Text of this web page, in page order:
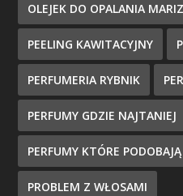
OLEJEK DO OPALANIA
PEELING KAWITACYJNY
PERFUMERIA RYBNIK
PERFUMY GDZIE NAJTANIEJ
PERFUMY KTÓRE
PROBLEM Z WŁOSAMI